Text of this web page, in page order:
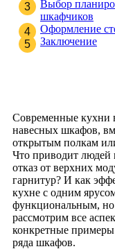
Выбор
шкафчиков
Оформление
Заключение
Современные кухни
навесных шкафов,
открытым полкам
Что приводит людей
отказ от верхних
гарнитур? И как
кухне с одним
функциональным, но
рассмотрим все
конкретные примеры
ряда шкафов.